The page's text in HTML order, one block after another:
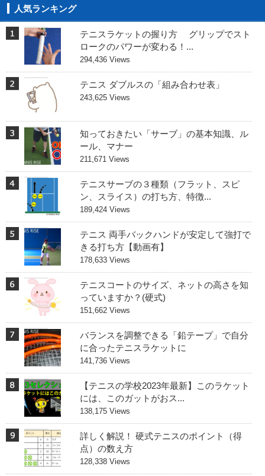
人気ランキング
テニスラケットの握り方 グリップでスト
ロークのパワーが変わる！...
294,436 Views
テニス ダブルスの「組み合わせ表」
243,625 Views
知っておきたい「サーブ」の基本知識、ル
ール、マナー
211,671 Views
テニスサーブの３種類（フラット、スピ
ン、スライス）の打ち方、特徴...
189,424 Views
テニス 両手バックハンドが安定して強打で
きる打ち方【動画有】
178,633 Views
テニスコートのサイズ、ネットの高さを知
っていますか？(硬式)
151,662 Views
バランスを調整できる「鉛テープ」で自分
に合ったテニスラケットに
141,736 Views
【テニスの学校2023年最新】このラケット
には、このガットがおス...
138,175 Views
詳しく解説！ 硬式テニスのポイント（得
点）の数え方
128,338 Views